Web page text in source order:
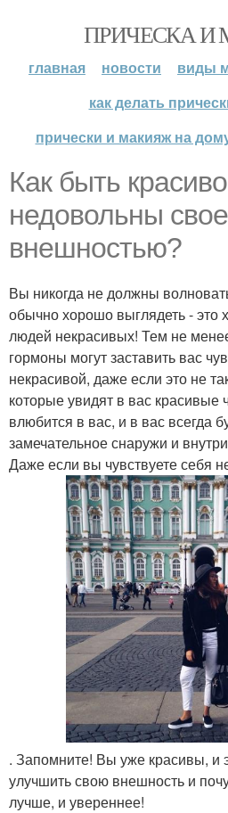
ПРИЧЕСКА
главная новости
виды
как делать
прически и макияж на
Как быть
недовольны
внешностью?
Вы никогда не должны
обычно хорошо выглядеть -
людей некрасивых! Тем не
гормоны могут заставить вас
некрасивой, даже если это не
которые увидят в вас красивые
влюбится в вас, и в вас всегда
замечательное снаружи и
Даже если вы чувствуете себя
. Запомните! Вы уже красивы, и
улучшить свою внешность и
лучше, и увереннее!